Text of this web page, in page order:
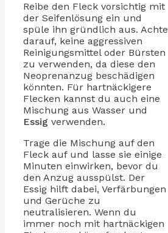
Reibe den Fleck vorsichtig mit
der Seifenlösung ein und
spüle ihn gründlich aus. Achte
darauf, keine aggressiven
Reinigungsmittel oder Bürsten
zu verwenden, da diese den
Neoprenanzug beschädigen
könnten. Für hartnäckigere
Flecken kannst du auch eine
Mischung aus Wasser und
Essig verwenden.
Trage die Mischung auf den
Fleck auf und lasse sie einige
Minuten einwirken, bevor du
den Anzug ausspülst. Der
Essig hilft dabei, Verfärbungen
und Gerüche zu
neutralisieren. Wenn du
immer noch mit hartnäckigen